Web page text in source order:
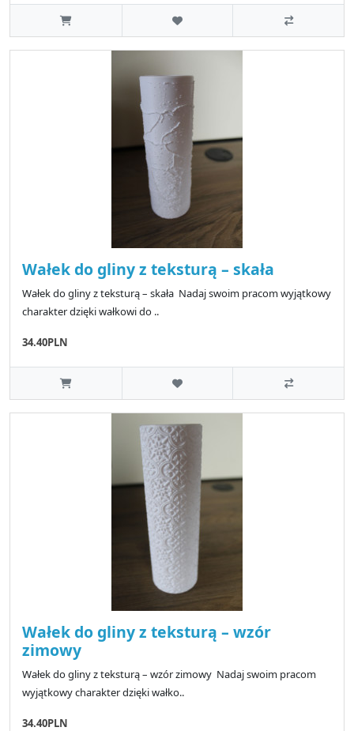
Wałek do gliny z teksturą – skała
Wałek do gliny z teksturą – skała Nadaj swoim pracom wyjątkowy
charakter dzięki wałkowi do ..
34.40PLN
Wałek do gliny z teksturą – wzór
zimowy
Wałek do gliny z teksturą – wzór zimowy Nadaj swoim pracom
wyjątkowy charakter dzięki wałko..
34.40PLN